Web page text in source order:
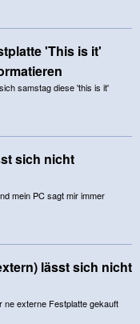
'This is it'
samstag diese 'this is it'
sich nicht
mein PC sagt mir immer
lässt sich nicht
ne externe Festplatte gekauft